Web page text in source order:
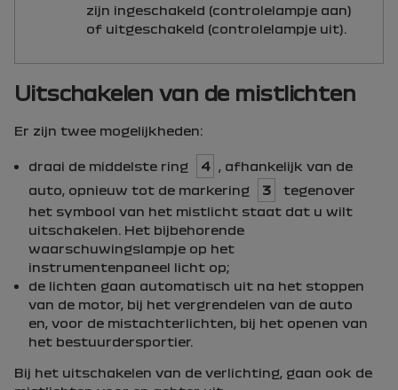
zijn ingeschakeld (controlelampje aan)
of uitgeschakeld (controlelampje uit).
Uitschakelen van de mistlichten
Er zijn twee mogelijkheden:
draai de middelste ring 4
, afhankelijk van de
auto, opnieuw tot de markering
3
tegenover
het symbool van het mistlicht staat dat u wilt
uitschakelen. Het bijbehorende
waarschuwingslampje op het
instrumentenpaneel licht op;
de lichten gaan automatisch uit na het stoppen
van de motor, bij het vergrendelen van de auto
en, voor de mistachterlichten, bij het openen van
het bestuurdersportier.
Bij het uitschakelen van de verlichting, gaan ook de